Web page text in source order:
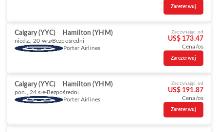
Zarezerwuj
Calgary (YYC) Hamilton (YHM)
niedz., 20 wrz Bezpośredni
Porter Airlines
Zaczynając od
US$ 173.47
Cena/os
Zarezerwuj
Calgary (YYC) Hamilton (YHM)
pon., 24 sie Bezpośredni
Porter Airlines
Zaczynając od
US$ 191.87
Cena/os
Zarezerwuj